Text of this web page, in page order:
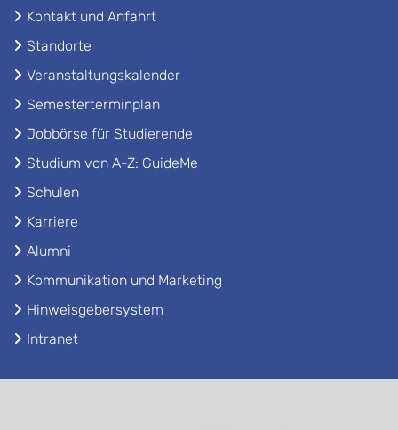
Kontakt und Anfahrt
Standorte
Veranstaltungskalender
Semesterterminplan
Jobbörse für Studierende
Studium von A-Z: GuideMe
Schulen
Karriere
Alumni
Kommunikation und Marketing
Hinweisgebersystem
Intranet